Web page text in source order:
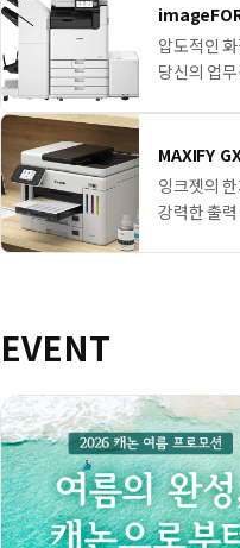
압도적인
당신의 업
MAXIFY
잉크젯의
강력한 출
EVENT